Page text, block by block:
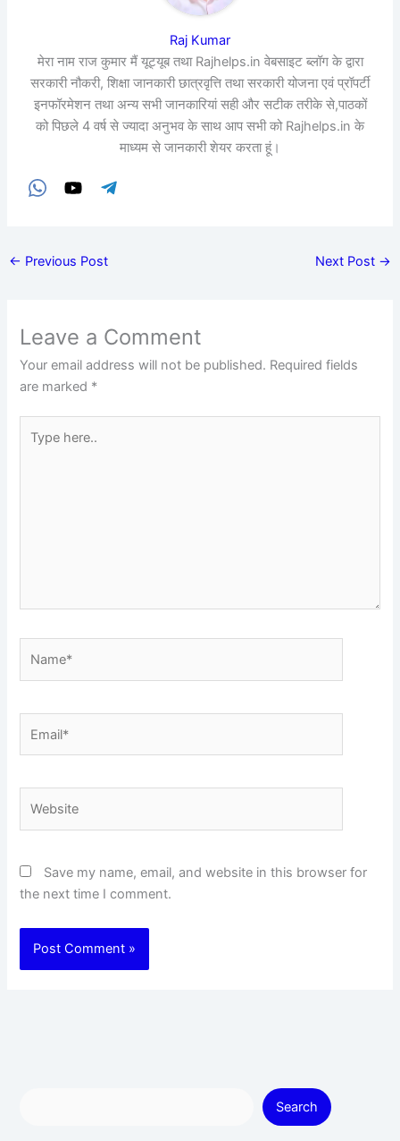
Raj Kumar
मेरा नाम राज कुमार मैं यूट्यूब तथा Rajhelps.in वेबसाइट ब्लॉग के द्वारा
सरकारी नौकरी, शिक्षा जानकारी छात्रवृत्ति तथा सरकारी योजना एवं प्रॉपर्टी
इनफॉरमेशन तथा अन्य सभी जानकारियां सही और सटीक तरीके से,पाठकों
को पिछले 4 वर्ष से ज्यादा अनुभव के साथ आप सभी को Rajhelps.in के
माध्यम से जानकारी शेयर करता हूं।
← Previous Post Next Post →
Leave a Comment
Your email address will not be published. Required fields
are marked *
here..
Save my name, email, and website in this browser for
the next time I comment.
Search